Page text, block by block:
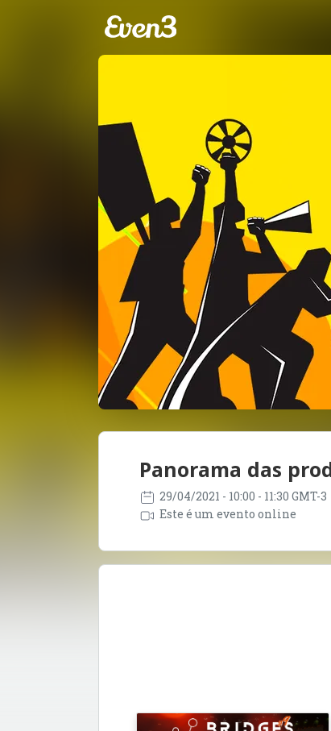
Panorama das
29/04/2021 - 10:00 - 11:30 GMT-3
Este é um evento online